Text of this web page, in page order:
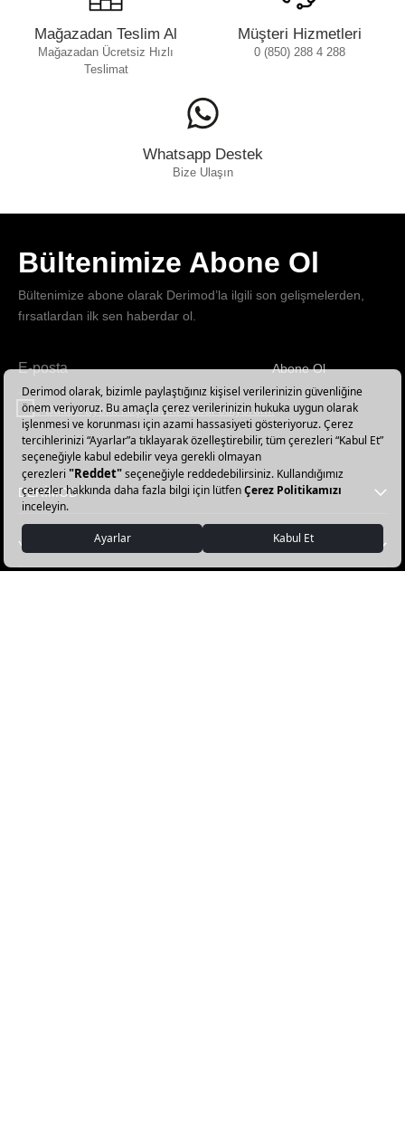
Mağazadan Teslim Al
Mağazadan Ücretsiz Hızlı
Teslimat
Müşteri Hizmetleri
0 (850) 288 4 288
Whatsapp Destek
Bize Ulaşın
Bültenimize Abone Ol
Bültenimize abone olarak Derimod’la ilgili son gelişmelerden,
fırsatlardan ilk sen haberdar ol.
Haber
bültenimize
abone
olun!
Abone Ol
E-Bülten üyelik koşullarını kabul ediyorum.
DERİMOD
YARDIM